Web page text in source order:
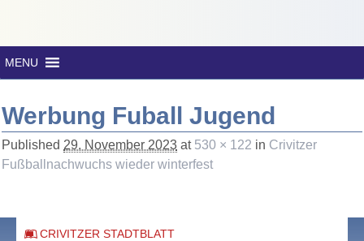
MENU
Werbung Fuball Jugend
Published 29. November 2023 at 530 × 122 in Crivitzer
Fußballnachwuchs wieder winterfest
CRIVITZER STADTBLATT